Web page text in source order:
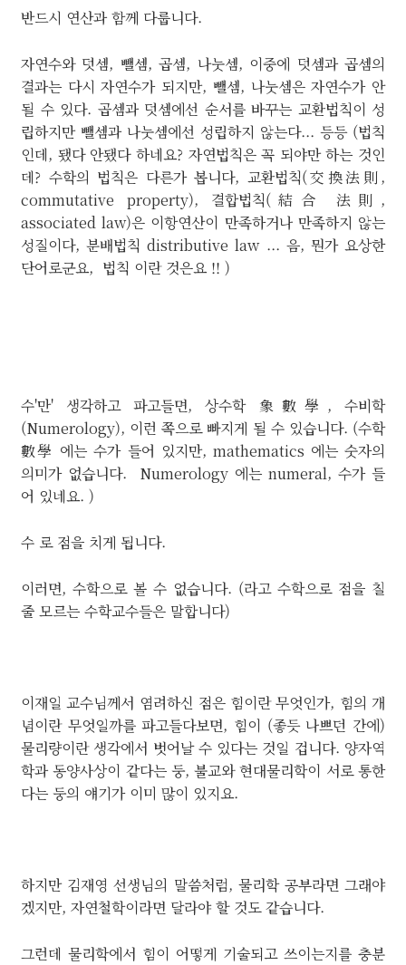
반드시 연산과 함께 다룹니다.
자연수와 덧셈, 뺄셈, 곱셈, 나눗셈, 이중에 덧셈과 곱셈의
결과는 다시 자연수가 되지만, 뺄셈, 나눗셈은 자연수가 안
될 수 있다. 곱셈과 덧셈에선 순서를 바꾸는 교환법칙이 성
립하지만 뺄셈과 나눗셈에선 성립하지 않는다... 등등 (법칙
인데, 됐다 안됐다 하네요? 자연법칙은 꼭 되야만 하는 것인
데? 수학의 법칙은 다른가 봅니다, 교환법칙(交換法則,
commutative property), 결합법칙(結合 法則,
associated law)은 이항연산이 만족하거나 만족하지 않는
성질이다, 분배법칙 distributive law ... 음, 뭔가 요상한
단어로군요, 법칙 이란 것은요 !! )
수'만' 생각하고 파고들면, 상수학 象數學, 수비학
(Numerology), 이런 쪽으로 빠지게 될 수 있습니다. (수학
數學 에는 수가 들어 있지만, mathematics 에는 숫자의
의미가 없습니다. Numerology 에는 numeral, 수가 들
어 있네요. )
수 로 점을 치게 됩니다.
이러면, 수학으로 볼 수 없습니다. (라고 수학으로 점을 칠
줄 모르는 수학교수들은 말합니다)
이재일 교수님께서 염려하신 점은 힘이란 무엇인가, 힘의 개
념이란 무엇일까를 파고들다보면, 힘이 (좋듯 나쁘던 간에)
물리량이란 생각에서 벗어날 수 있다는 것일 겁니다. 양자역
학과 동양사상이 같다는 둥, 불교와 현대물리학이 서로 통한
다는 둥의 얘기가 이미 많이 있지요.
하지만 김재영 선생님의 말씀처럼, 물리학 공부라면 그래야
겠지만, 자연철학이라면 달라야 할 것도 같습니다.
그런데 물리학에서 힘이 어떻게 기술되고 쓰이는지를 충분